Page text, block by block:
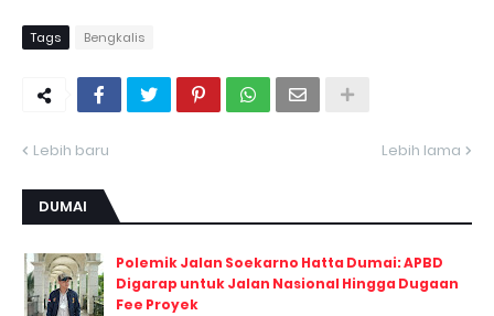
Tags Bengkalis
Lebih baru Lebih lama
DUMAI
Polemik Jalan Soekarno Hatta Dumai: APBD
Digarap untuk Jalan Nasional Hingga Dugaan
Fee Proyek